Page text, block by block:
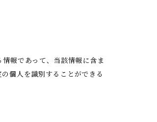
報であって、当該情報に含ま
個人を識別することができる